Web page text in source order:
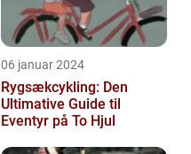
06 januar 2024
Rygsækcykling: Den
Ultimative Guide til
Eventyr på To Hjul